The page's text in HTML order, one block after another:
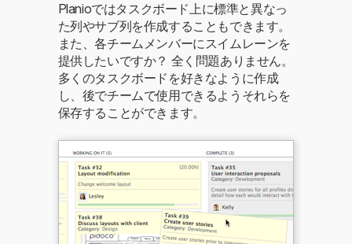
Planioではタスクボード上に標準と異なっ
た列やサブ列を作成することもできます。
また、各チームメンバーにスイムレーンを
提供したいですか？ 全く問題ありません。
多くのタスクボードを好きなように作成
し、後でチームで使用できるようそれらを
保存することができます。